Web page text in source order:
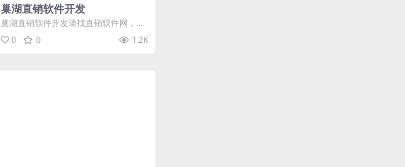
巢湖直销软件开发
巢湖直销软件开发请找直销软件网，直
销软件网（www.zhixiaoruanjia...
0 0 1.2K